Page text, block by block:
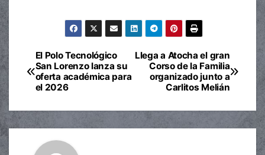
Navegación
de
entradas
Llega a Atocha el gran
Corso de la Familia
organizado junto a
Carlitos Melián
El Polo Tecnológico
San Lorenzo lanza su
oferta académica para
el 2026